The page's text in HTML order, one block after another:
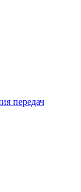
передач